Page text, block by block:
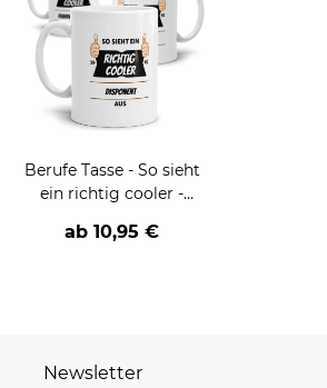
Berufe Tasse - So sieht
ein richtig cooler -
ab10,95 €
Newsletter